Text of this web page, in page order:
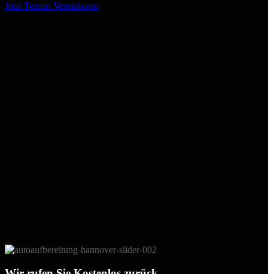
Jetzt Termin Vereinbaren